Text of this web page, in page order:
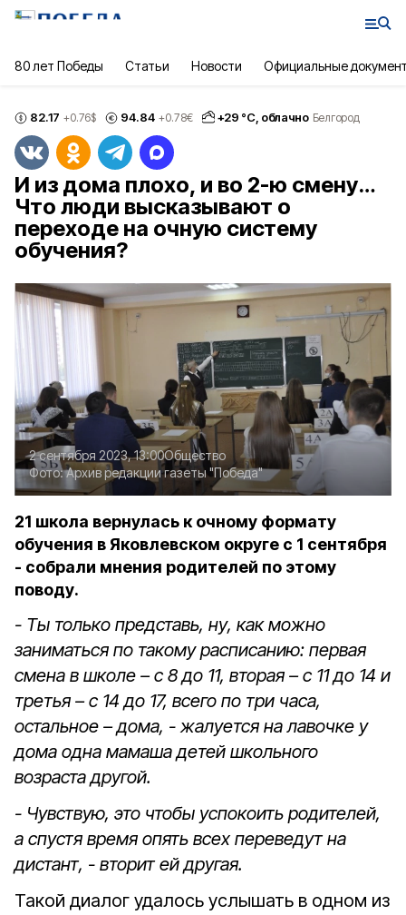
80 лет Победы Статьи Новости Официальные
82.17 +0.76$ 94.84 +0.78€ +29 °С, облачно Белгород
И из дома плохо, и во 2-ю смену…
Что люди высказывают о
переходе на очную систему
обучения?
2 сентября 2023, 13:00Общество
Фото:Архив редакции газеты "Победа"
21 школа вернулась к очному формату
обучения в Яковлевском округе с 1 сентября
- собрали мнения родителей по этому
поводу.
- Ты только представь, ну, как можно
заниматься по такому расписанию: первая
смена в школе – с 8 до 11, вторая – с 11 до 14 и
третья – с 14 до 17, всего по три часа,
остальное – дома, - жалуется на лавочке у
дома одна мамаша детей школьного
возраста другой.
- Чувствую, это чтобы успокоить родителей,
а спустя время опять всех переведут на
дистант, - вторит ей другая.
Такой диалог удалось услышать в одном из